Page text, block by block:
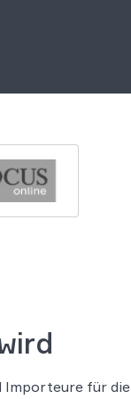
Importeure für die